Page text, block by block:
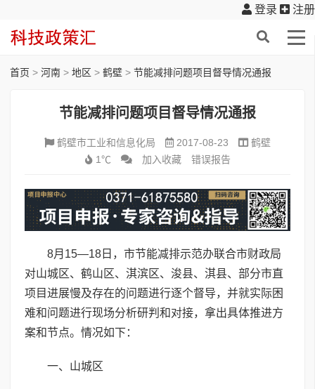
登录 注册
首页 > 河南 > 地区 > 鹤壁 > 节能减排问题项目督导情况通报
节能减排问题项目督导情况通报
鹤壁市工业和信息化局 2017-08-23
鹤壁
1℃
加入收藏 错误报告
8月15—18日，市节能减排示范办联合市财政局
对山城区、鹤山区、淇滨区、浚县、淇县、部分市直
项目进展慢及存在的问题进行逐个督导，并就实际困
难和问题进行现场分析研判和对接，拿出具体推进方
案和节点。情况如下：
一、山城区